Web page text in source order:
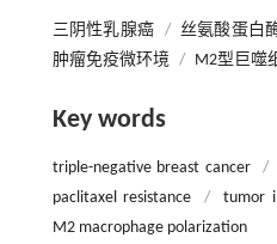
三阴性乳腺癌 / 丝氨酸蛋白
肿瘤免疫微环境 / M2型巨噬
Key words
triple-negative breast cancer /
paclitaxel resistance
/ tumor
M2 macrophage polarization